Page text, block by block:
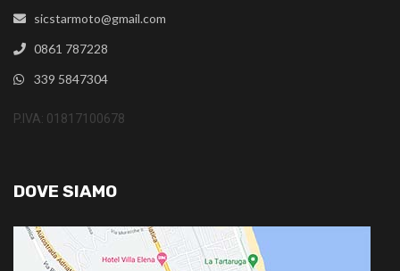
sicstarmoto@gmail.com
0861 787228
339 5847304
P.IVA: 01817100678
DOVE SIAMO